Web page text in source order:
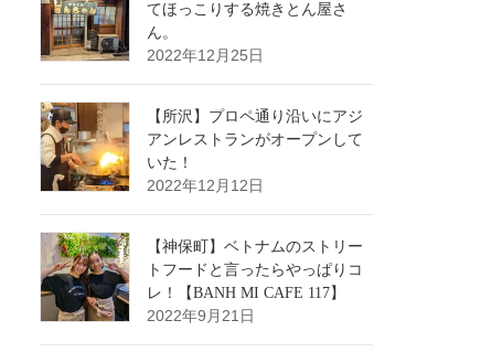
てほっこりする焼きとん屋さ
ん。
2022年12月25日
【所沢】プロペ通り沿いにアジ
アンレストランがオープンして
いた！
2022年12月12日
【神保町】ベトナムのストリー
トフードと言ったらやっぱりコ
レ！【BANH MI CAFE 117】
2022年9月21日